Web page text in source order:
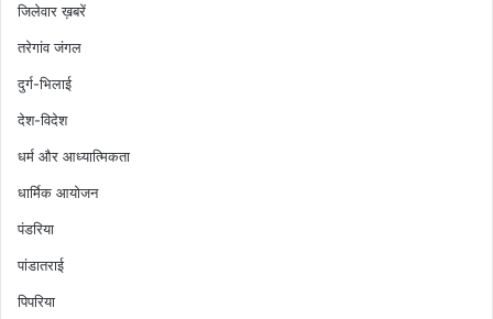
जिलेवार ख़बरें
तरेगांव जंगल
दुर्ग-भिलाई
देश-विदेश
धर्म और आध्यात्मिकता
धार्मिक आयोजन
पंडरिया
पांडातराई
पिपरिया